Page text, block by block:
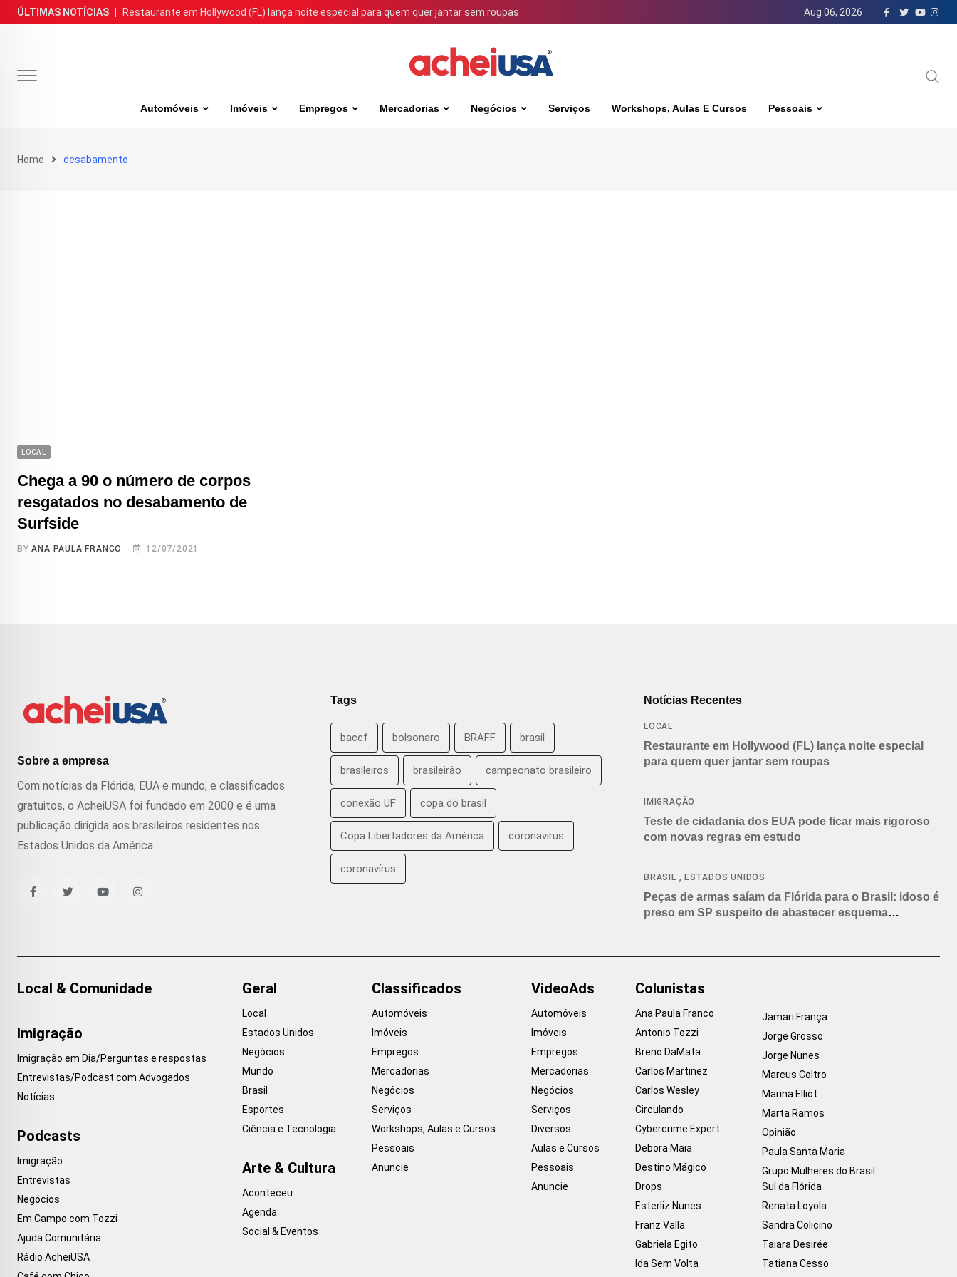
Skip
to
ÚLTIMAS NOTÍCIAS Restaurante em Hollywood (FL) lança noite especial para quem quer jantar sem roupas Aug 06, 2026
Automóveis Imóveis Empregos Mercadorias Negócios Serviços Workshops, Aulas E Cursos Pessoais
Home desabamento
LOCAL
Chega a 90 o número de corpos
resgatados no desabamento de
Surfside
BYANA PAULA FRANCO 12/07/2021
Sobre a empresa
Com notícias da Flórida, EUA e mundo, e classificados
gratuitos, o AcheiUSA foi fundado em 2000 e é uma
publicação dirigida aos brasileiros residentes nos
Estados Unidos da América
Tags
baccf bolsonaro BRAFF brasil
brasileiros brasileirão campeonato brasileiro
conexão UF copa do brasil
Copa Libertadores da América coronavirus
coronavírus
Notícias Recentes
LOCAL
Restaurante em Hollywood (FL) lança noite especial
para quem quer jantar sem roupas
IMIGRAÇÃO
Teste de cidadania dos EUA pode ficar mais rigoroso
com novas regras em estudo
BRASIL , ESTADOS UNIDOS
Peças de armas saíam da Flórida para o Brasil: idoso é
preso em SP suspeito de abastecer esquema
Local & Comunidade
Imigração
Imigração em Dia/Perguntas e respostas
Entrevistas/Podcast com Advogados
Notícias
Podcasts
Imigração
Entrevistas
Negócios
Em Campo com Tozzi
Ajuda Comunitária
Rádio AcheiUSA
Geral
Local
Estados Unidos
Negócios
Mundo
Brasil
Esportes
Ciência e Tecnologia
Arte & Cultura
Aconteceu
Agenda
Social & Eventos
Classificados
Automóveis
Imóveis
Empregos
Mercadorias
Negócios
Serviços
Workshops, Aulas e Cursos
Pessoais
Anuncie
VideoAds
Automóveis
Imóveis
Empregos
Mercadorias
Negócios
Serviços
Diversos
Aulas e Cursos
Pessoais
Anuncie
Colunistas
Ana Paula Franco
Antonio Tozzi
Breno DaMata
Carlos Martinez
Carlos Wesley
Circulando
Cybercrime Expert
Debora Maia
Destino Mágico
Drops
Esterliz Nunes
Franz Valla
Gabriela Egito
Ida Sem Volta
Jamari França
Jorge Grosso
Jorge Nunes
Marcus Coltro
Marina Elliot
Marta Ramos
Opinião
Paula Santa Maria
Grupo Mulheres do Brasil
Sul da Flórida
Renata Loyola
Sandra Colicino
Taiara Desirée
Tatiana Cesso